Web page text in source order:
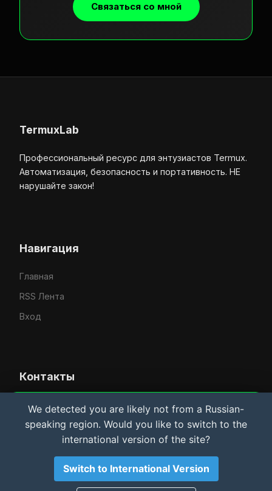
We detected you are likely not from a Russian-
speaking region. Would you like to switch to the
international version of the site?
Switch to International Version
Связаться со мной
TermuxLab
Профессиональный ресурс для энтузиастов Termux.
Автоматизация, безопасность и портативность. НЕ
нарушайте закон!
Навигация
Главная
RSS Лента
Вход
Контакты
Усачёв Денис Евгеньевич
IT-услуги в Рыбинске
Важная информация и Cookie
Мы используем файлы cookie для аналитики.
Материалы сайта носятисключительно
ответственности за возможный ущерб оборудованию
или ПО. Используя сайт, вы соглашаетесь с этими
условиями.